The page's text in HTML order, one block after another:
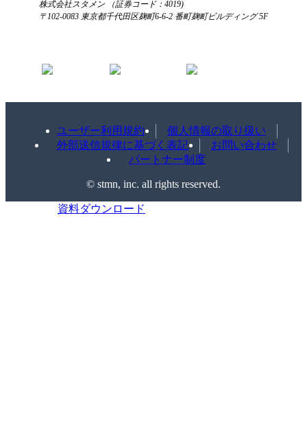
株式会社スタメン （証券コード：4019)
〒102-0083 東京都千代田区麹町6-6-2 番町麹町ビルディング 5F
ユーザー利用規約
個人情報の取り扱い
外部送信規律に基づく表記
お問い合わせ
パートナー制度
©️ stmn, inc. all rights reserved.
資料ダウンロード